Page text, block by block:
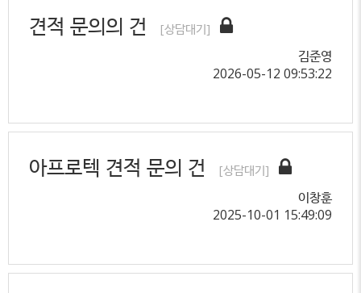
견적 문의의 건 [상담대기]
김준영
2026-05-12 09:53:22
아프로텍 견적 문의 건 [상담대기]
이창훈
2025-10-01 15:49:09